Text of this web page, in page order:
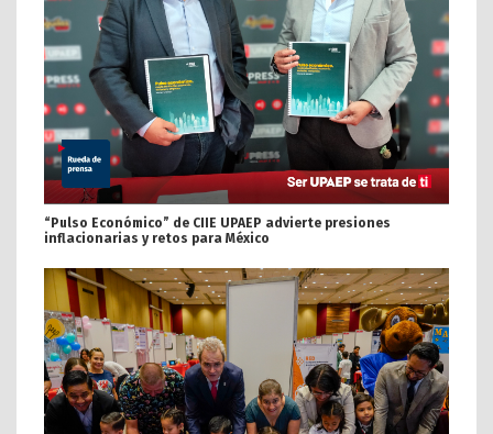
“Pulso Económico” de CIIE UPAEP advierte presiones
inflacionarias y retos para México